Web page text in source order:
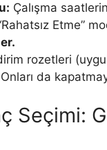
Çalışma
Etme”
rozetleri
da
Seçimi: